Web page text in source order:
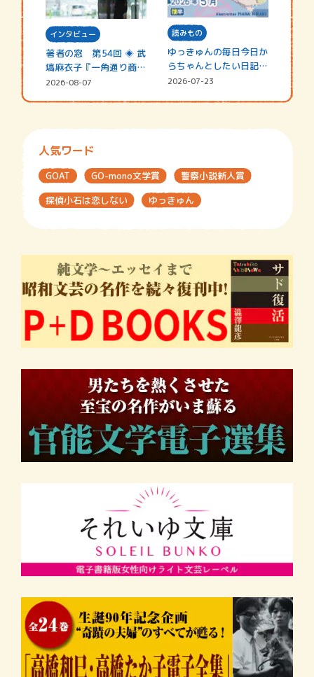
インタビュー
著者の窓 第54回 ◈ 武
塙麻衣子『一角通り商店
街の…
2026-08-07
読みもの
ゆっきゅんの毎日今日か
らちゃんとしたい日記
☆202…
2026-07-23
人気ワード
GOAT GO-mono文学賞
警察小説新人賞
探偵小石は恋しない
ゆっきゅん